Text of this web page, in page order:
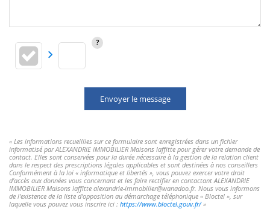
Envoyer le message
« Les informations recueillies sur ce formulaire sont enregistrées dans un fichier
informatisé par ALEXANDRIE IMMOBILIER Maisons laffitte pour gérer votre demande de
contact. Elles sont conservées pour la durée nécessaire à la gestion de la relation client
dans le respect des prescriptions légales applicables et sont destinées à nos conseillers
Conformément à la loi « informatique et libertés », vous pouvez exercer votre droit
d'accès aux données vous concernant et les faire rectifier en contactant ALEXANDRIE
IMMOBILIER Maisons laffitte alexandrie-immobilier@wanadoo.fr. Nous vous informons
de l'existence de la liste d'opposition au démarchage téléphonique « Bloctel », sur
laquelle vous pouvez vous inscrire ici : https://www.bloctel.gouv.fr/»